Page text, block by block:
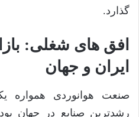
گذارد.
افق های شغلی:
ایران و جهان
صنعت هوانوردی همواره
رشدترین صنایع در جهان